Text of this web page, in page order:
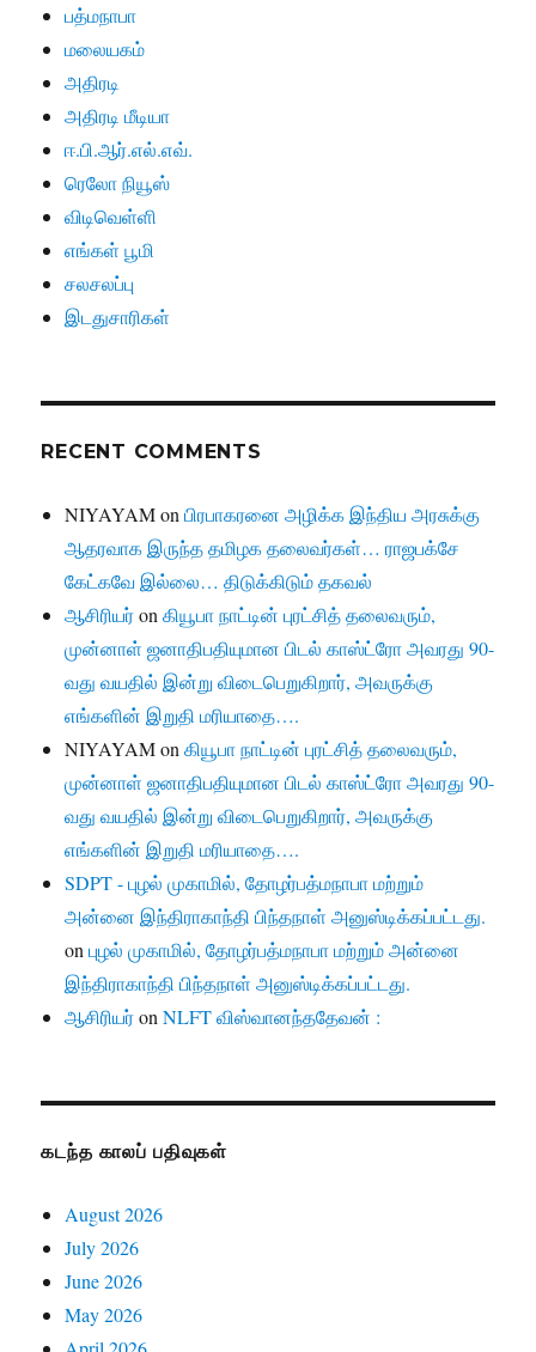
பத்மநாபா
மலையகம்
அதிரடி
அதிரடி மீடியா
ஈ.பி.ஆர்.எல்.எவ்.
ரெலோ நியூஸ்
விடிவெள்ளி
எங்கள் பூமி
சலசலப்பு
இடதுசாரிகள்
RECENT COMMENTS
NIYAYAMonபிரபாகரனை அழிக்க இந்திய அரசுக்கு
ஆதரவாக இருந்த தமிழக தலைவர்கள்… ராஜபக்சே
கேட்கவே இல்லை… திடுக்கிடும் தகவல்
ஆசிரியர்onகியூபா நாட்டின் புரட்சித் தலைவரும்,
முன்னாள் ஜனாதிபதியுமான பிடல் காஸ்ட்ரோ அவரது 90-
வது வயதில் இன்று விடைபெறுகிறார், அவருக்கு
எங்களின் இறுதி மரியாதை….
NIYAYAMonகியூபா நாட்டின் புரட்சித் தலைவரும்,
முன்னாள் ஜனாதிபதியுமான பிடல் காஸ்ட்ரோ அவரது 90-
வது வயதில் இன்று விடைபெறுகிறார், அவருக்கு
எங்களின் இறுதி மரியாதை….
SDPT - புழல் முகாமில், தோழர்பத்மநாபா மற்றும்
அன்னை இந்திராகாந்தி பிந்தநாள் அனுஸ்டிக்கப்பட்டது.
onபுழல் முகாமில், தோழர்பத்மநாபா மற்றும் அன்னை
இந்திராகாந்தி பிந்தநாள் அனுஸ்டிக்கப்பட்டது.
ஆசிரியர்onNLFT விஸ்வானந்ததேவன் :
கடந்த காலப் பதிவுகள்
August 2026
July 2026
June 2026
May 2026